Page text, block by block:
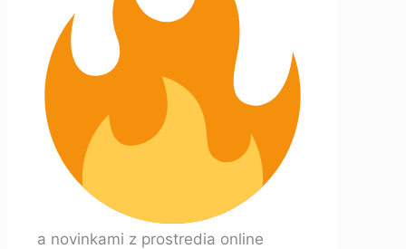
a novinkami z prostredia online